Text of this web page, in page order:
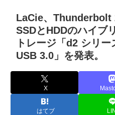
LaCie、Thunderbolt
SSDとHDDのハイブ
トレージ「d2 シリ
USB 3.0」を発表。
X
はてブ